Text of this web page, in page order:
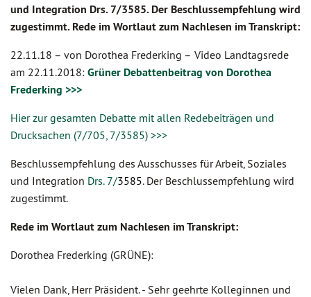
und Integration Drs. 7/3585. Der Beschlussempfehlung wird
zugestimmt. Rede im Wortlaut zum Nachlesen im Transkript:
22.11.18 – von Dorothea Frederking – Video Landtagsrede
am 22.11.2018: Grüner Debattenbeitrag von Dorothea
Frederking >>>
Hier zur gesamten Debatte mit allen Redebeiträgen und
Drucksachen (7/705, 7/3585) >>>
Beschlussempfehlung des Ausschusses für Arbeit, Soziales
und Integration Drs. 7/3585. Der Beschlussempfehlung wird
zugestimmt.
Rede im Wortlaut zum Nachlesen im Transkript:
Dorothea Frederking (GRÜNE):
Vielen Dank, Herr Präsident. - Sehr geehrte Kolleginnen und